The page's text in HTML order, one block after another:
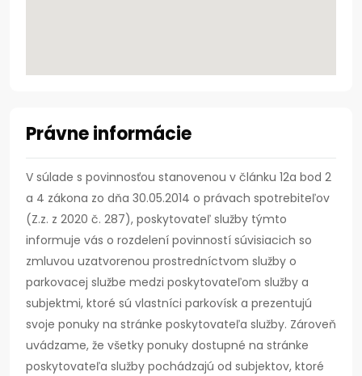
Právne informácie
V súlade s povinnosťou stanovenou v článku 12a bod 2
a 4 zákona zo dňa 30.05.2014 o právach spotrebiteľov
(Z.z. z 2020 č. 287), poskytovateľ služby týmto
informuje vás o rozdelení povinností súvisiacich so
zmluvou uzatvorenou prostredníctvom služby o
parkovacej službe medzi poskytovateľom služby a
subjektmi, ktoré sú vlastníci parkovísk a prezentujú
svoje ponuky na stránke poskytovateľa služby. Zároveň
uvádzame, že všetky ponuky dostupné na stránke
poskytovateľa služby pochádzajú od subjektov, ktoré